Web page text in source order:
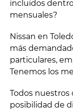
incluidos
mensuales?
Nissan en
más
particulares,
Tenemos los
Todos
posibilidad de